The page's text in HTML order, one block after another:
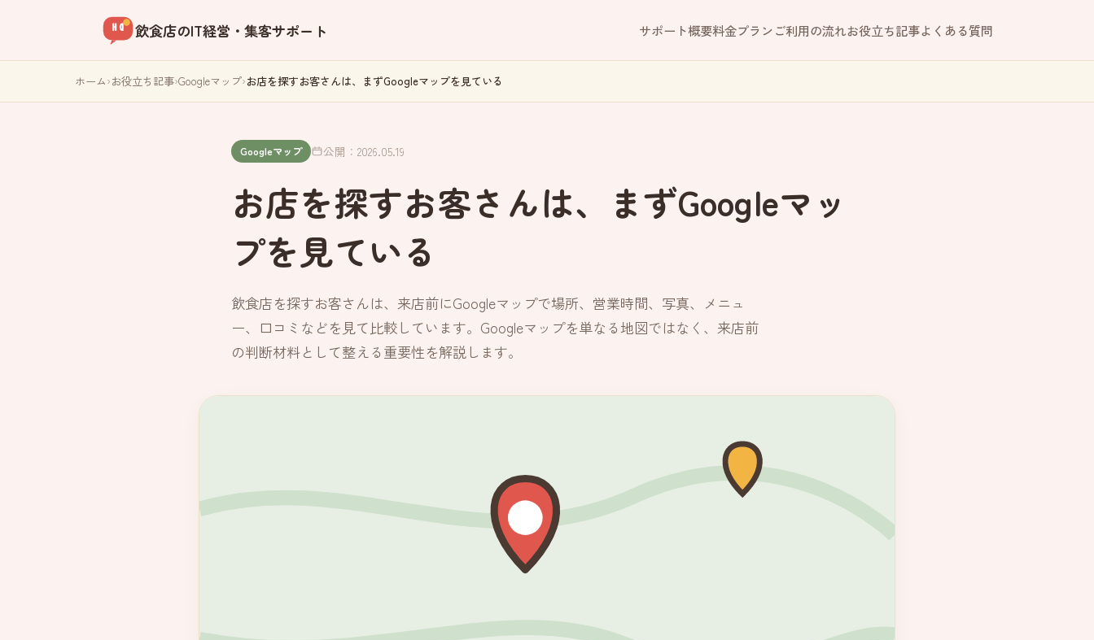
飲食店のIT経営・集客サポート サポート概要料金プランご利用の流れお役立ち記事よくある質問
ホーム›お役立ち記事›Googleマップ›お店を探すお客さんは、まずGoogleマップを見ている
Googleマップ 公開：2026.05.19
お店を探すお客さんは、まずGoogleマッ
プを見ている
飲食店を探すお客さんは、来店前にGoogleマップで場所、営業時間、写真、メニュ
ー、口コミなどを見て比較しています。Googleマップを単なる地図ではなく、来店前
の判断材料として整える重要性を解説します。